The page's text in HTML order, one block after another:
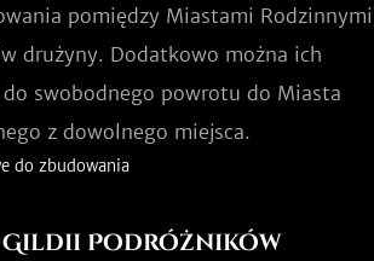
pomiędzy Miastami Rodzinnymi
drużyny. Dodatkowo można ich
do swobodnego powrotu do Miasta
z dowolnego miejsca.
do zbudowania
Gildii Podróżników